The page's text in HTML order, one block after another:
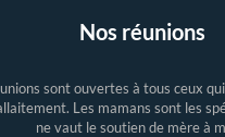
Nos réunions
sont ouvertes à tous ceux
Les mamans sont les
ne vaut le soutien de mère à